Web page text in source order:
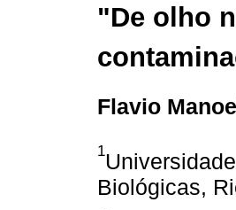
"De olho
Flavio
1
Biológicas,